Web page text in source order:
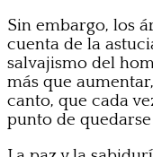
Sin embargo, los
cuenta de la
salvajismo del
más que
canto, que cada
punto de